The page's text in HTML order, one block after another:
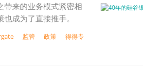
带来的业务模式紧密相
成为了直接推手。
监管 政策
得得专